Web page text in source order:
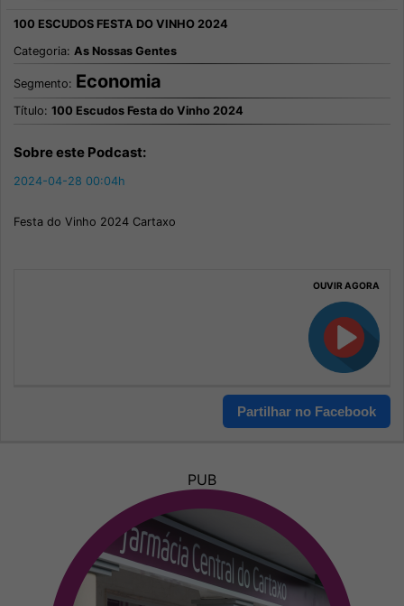
Categoria: As Nossas Gentes
Segmento: Economia
Título: 100 Escudos Festa do Vinho 2024
Sobre este Podcast:
2024-04-28 00:04h
Festa do Vinho 2024 Cartaxo
OUVIR AGORA
Partilhar no Facebook
PUB